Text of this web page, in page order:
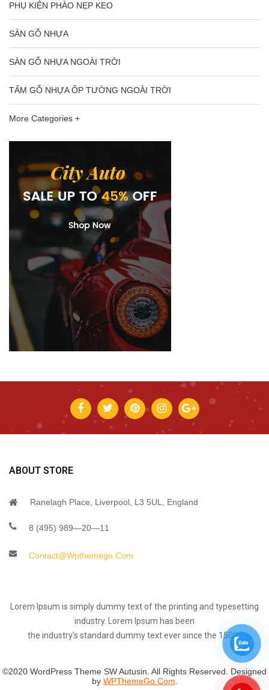
PHỤ KIỆN PHÀO NẸP KEO
SÀN GỖ NHỰA
SÀN GỖ NHỰA NGOÀI TRỜI
TẤM GỖ NHỰA ỐP TƯỜNG NGOÀI TRỜI
More Categories +
ABOUT STORE
Ranelagh Place, Liverpool, L3 5UL, England
8 (495) 989—20—11
Contact@wpthemego.com
Lorem Ipsum is simply dummy text of the printing and typesetting
industry. Lorem Ipsum has been
the industry’s standard dummy text ever since the 1500s
©2020 WordPress Theme SW Autusin. All Rights Reserved. Designed
by WPThemeGo.Com